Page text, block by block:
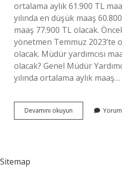
ortalama aylık 61.900 TL
yılında en düşük maaş
maaş 77.900 TL olacak.
yönetmen Temmuz 2023’te
olacak. Müdür yardımcısı
olacak? Genel Müdür
yılında ortalama aylık maaş…
Devamını okuyun Ilköğretim
Müdürü
Sitemap